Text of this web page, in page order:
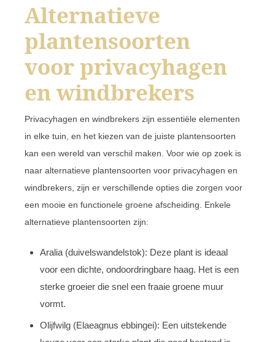
Alternatieve
plantensoorten
voor privacyhagen
en windbrekers
Privacyhagen en windbrekers zijn essentiële elementen
in elke tuin, en het kiezen van de juiste plantensoorten
kan een wereld van verschil maken. Voor wie op zoek is
naar alternatieve plantensoorten voor privacyhagen en
windbrekers, zijn er verschillende opties die zorgen voor
een mooie en functionele groene afscheiding. Enkele
alternatieve plantensoorten zijn:
Aralia (duivelswandelstok): Deze plant is ideaal
voor een dichte, ondoordringbare haag. Het is een
sterke groeier die snel een fraaie groene muur
vormt.
Olijfwilg (Elaeagnus ebbingei): Een uitstekende